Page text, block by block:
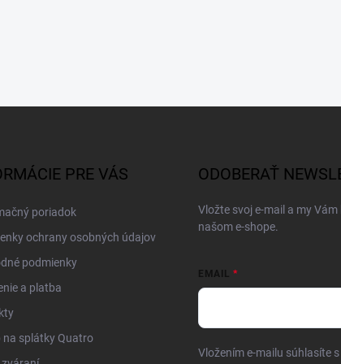
PRE VÁS
poriadok
ochrany osobných údajov
podmienky
a platba
na splátky Quatro
ODOBERAŤ
Vložte svoj e-mail a my
našom e-shope.
EMAIL
Vložením e-mailu súhlasíte s